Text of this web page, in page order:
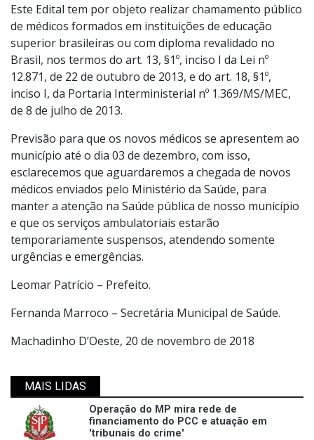
Este Edital tem por objeto realizar chamamento público
de médicos formados em instituições de educação
superior brasileiras ou com diploma revalidado no
Brasil, nos termos do art. 13, §1º, inciso I da Lei nº
12.871, de 22 de outubro de 2013, e do art. 18, §1º,
inciso I, da Portaria Interministerial nº 1.369/MS/MEC,
de 8 de julho de 2013.
Previsão para que os novos médicos se apresentem ao
município até o dia 03 de dezembro, com isso,
esclarecemos que aguardaremos a chegada de novos
médicos enviados pelo Ministério da Saúde, para
manter a atenção na Saúde pública de nosso município
e que os serviços ambulatoriais estarão
temporariamente suspensos, atendendo somente
urgências e emergências.
Leomar Patrício – Prefeito.
Fernanda Marroco – Secretária Municipal de Saúde.
Machadinho D’Oeste, 20 de novembro de 2018
MAIS LIDAS
Operação do MP mira rede de
financiamento do PCC e atuação em
'tribunais do crime'